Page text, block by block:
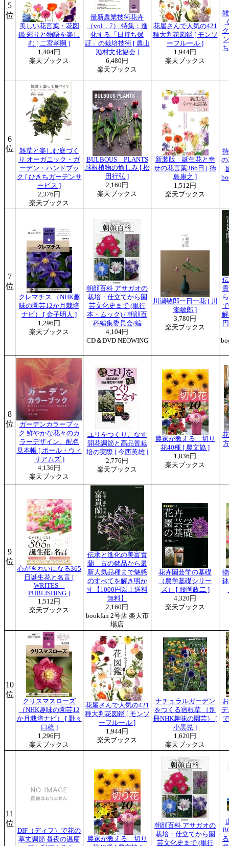
5
位
美しい花言葉・花図
鑑 彩りと物語を楽し
む [ 二宮孝嗣 ]
1,404円
楽天ブックス
最新農業技術花卉
（vol．7） 特集：進
化する「日持ち保
証」の栽培技術 [ 農山
漁村文化協会 ]
6,480円
楽天ブックス
花屋さんで人気の421
種大判花図鑑 [ モンソ
ーフルール ]
1,944円
楽天ブックス
6
位
雑草と楽しむ庭づく
り オーガニック・ガ
ーデン・ハンドブッ
ク [ ひきちガーデンサ
ービス ]
2,376円
楽天ブックス
BULBOUS PLANTS
球根植物の愉しみ [ 松
田行弘 ]
2,160円
楽天ブックス
新装版 誕生花と幸
せの花言葉366日 [ 徳
島康之 ]
1,512円
楽天ブックス
7
位
クレマチス （NHK趣
味の園芸12か月栽培
ナビ） [ 金子明人 ]
1,296円
楽天ブックス
朝顔百科 アサガオの
栽培・仕立てから園
芸文化史まで (単行
本・ムック) / 朝顔百
科編集委員会/編
4,104円
CD＆DVD NEOWING
川瀬敏郎一日一花 [ 川
瀬敏郎 ]
3,780円
楽天ブックス
8
位
ガーデンカラーブッ
ク 鮮やかな花々のカ
ラーデザイン、配色
見本帳 [ ポール・ウィ
リアムズ ]
4,136円
楽天ブックス
ユリをつくりこなす
開花調節と高品質栽
培の実際 [ 今西英雄 ]
2,776円
楽天ブックス
農家が教える 切り
花40種 [ 農文協 ]
1,836円
楽天ブックス
9
位
心がきれいになる365
日誕生花と名言 [
WRITES
PUBLISHING ]
1,512円
楽天ブックス
伝承と進化の美富貴
蘭 古の銘品から最
新人気品種まで魅惑
のすべてを解き明か
す【1000円以上送料
無料】
2,160円
bookfan 2号店 楽天市
場店
花卉園芸学の基礎
（農学基礎シリー
ズ） [ 腰岡政二 ]
4,320円
楽天ブックス
10
位
クリスマスローズ
（NHK趣味の園芸12
か月栽培ナビ） [ 野々
口稔 ]
1,296円
楽天ブックス
花屋さんで人気の421
種大判花図鑑 [ モンソ
ーフルール ]
1,944円
楽天ブックス
ナチュラルガーデン
をつくる宿根草 （別
冊NHK趣味の園芸） [
小黒晃 ]
1,620円
楽天ブックス
11
位
DIF（ディフ）で花の
草丈調節 昼夜の温度
農家が教える 切り
朝顔百科 アサガオの
栽培・仕立てから園
芸文化史まで (単行